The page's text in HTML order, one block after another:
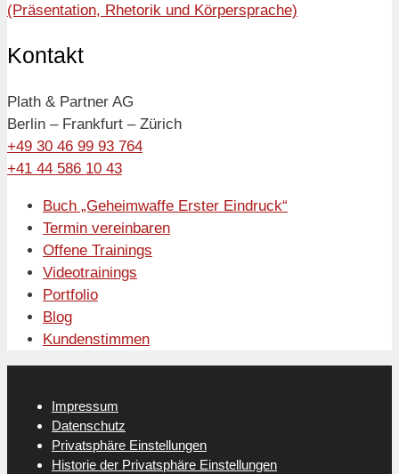
(Präsentation, Rhetorik und Körpersprache)
Kontakt
Plath & Partner AG
Berlin – Frankfurt – Zürich
+49 30 46 99 93 764
+41 44 586 10 43
Buch „Geheimwaffe Erster Eindruck“
Termin vereinbaren
Offene Trainings
Videotrainings
Portfolio
Blog
Kundenstimmen
Impressum
Datenschutz
Privatsphäre Einstellungen
Historie der Privatsphäre Einstellungen